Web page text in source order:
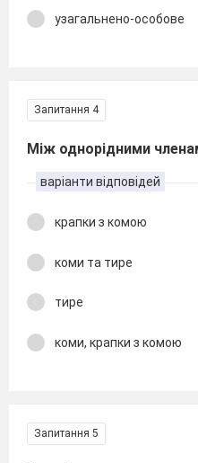
узагальнено-особове
Запитання 4
Між однорідними
варіанти відповідей
крапки з комою
коми та тире
тире
коми, крапки з комою
Запитання 5